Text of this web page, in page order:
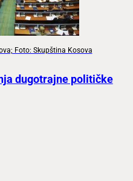
Foto: Skupština Kosova
dugotrajne političke